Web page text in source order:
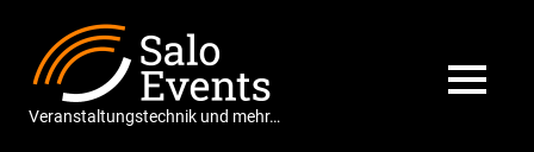
springen
Veranstaltungstechnik und mehr…
MENÜ